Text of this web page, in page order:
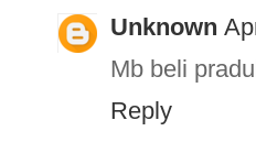
Unknown
Mb beli
Reply